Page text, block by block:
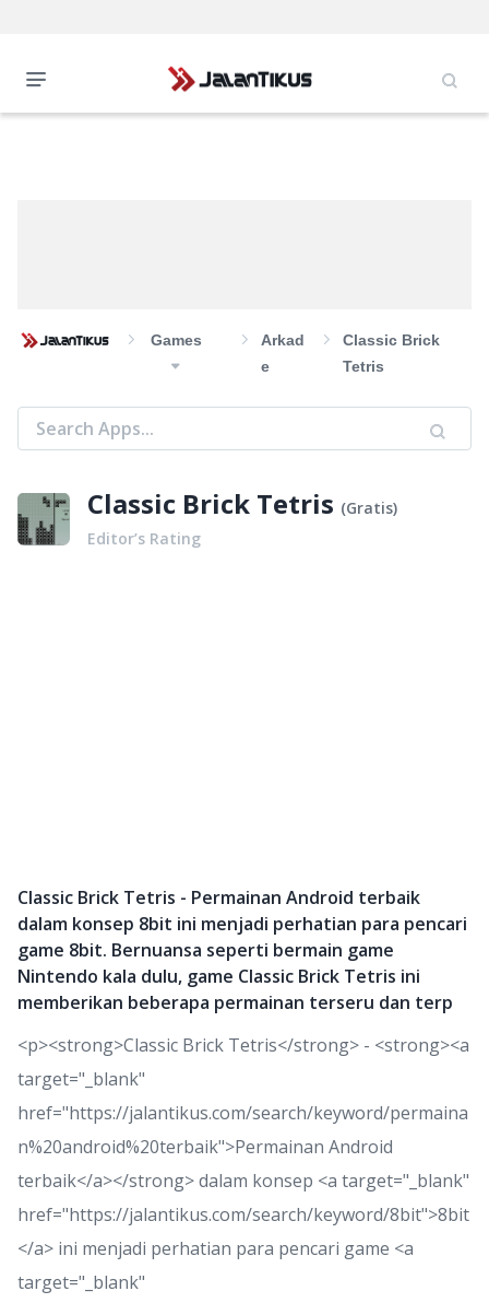
Games
Arkad
E
Classic Brick
Tetris
Classic Brick Tetris (Gratis)
Editor’s Rating
Classic Brick Tetris - Permainan Android terbaik
dalam konsep 8bit ini menjadi perhatian para pencari
game 8bit. Bernuansa seperti bermain game
Nintendo kala dulu, game Classic Brick Tetris ini
memberikan beberapa permainan terseru dan terp
<p><strong>Classic Brick Tetris</strong> - <strong><a
target="_blank"
href="https://jalantikus.com/search/keyword/permaina
n%20android%20terbaik">Permainan Android
terbaik</a></strong> dalam konsep <a target="_blank"
href="https://jalantikus.com/search/keyword/8bit">8bit
</a> ini menjadi perhatian para pencari game <a
target="_blank"